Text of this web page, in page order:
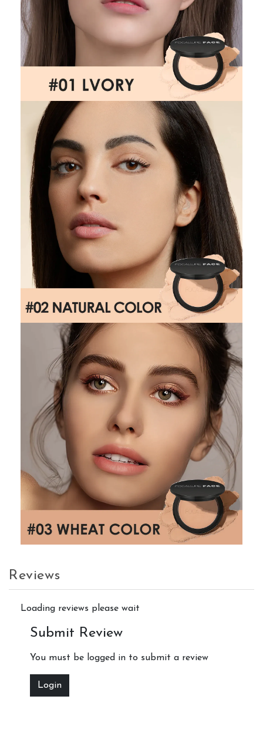
Reviews
Loading reviews please wait
Submit Review
You must be logged in to submit a review
Login